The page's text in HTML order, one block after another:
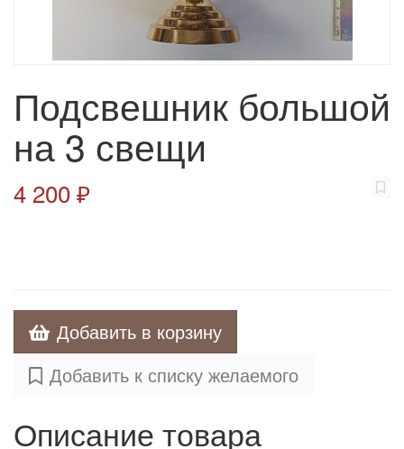
Подсвешник большой
на 3 свещи
4 200 ₽
Добавить в корзину
Добавить к списку желаемого
Описание товара